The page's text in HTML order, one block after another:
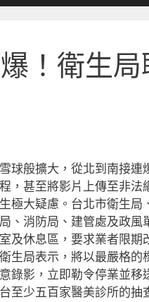
！衛生
球般擴大，從北到南接
，甚至將影片上傳至非
極大疑慮。台北市衛生
、消防局、建管處及政
及休息區，要求業者限
生局表示，將以最嚴格
錄影，立即勒令停業並
至少五百家醫美診所的抽